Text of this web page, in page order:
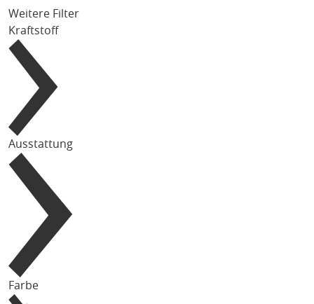
Weitere Filter
Kraftstoff
Ausstattung
Farbe